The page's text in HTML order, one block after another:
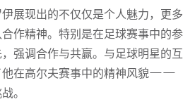
展现出的不仅仅是个人魅力，更多
作精神。特别是在足球赛事中的参
强调合作与共赢。与足球明星的互
他在高尔夫赛事中的精神风貌——
。